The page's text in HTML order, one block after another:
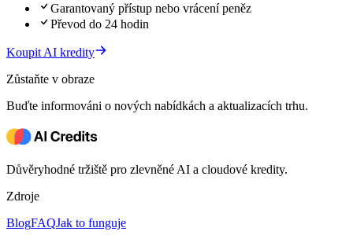
Garantovaný přístup nebo vrácení peněz
Převod do 24 hodin
Koupit AI kredity
Zůstaňte v obraze
Buďte informováni o nových nabídkách a aktualizacích trhu.
Důvěryhodné tržiště pro zlevněné AI a cloudové kredity.
Zdroje
BlogFAQJak to funguje